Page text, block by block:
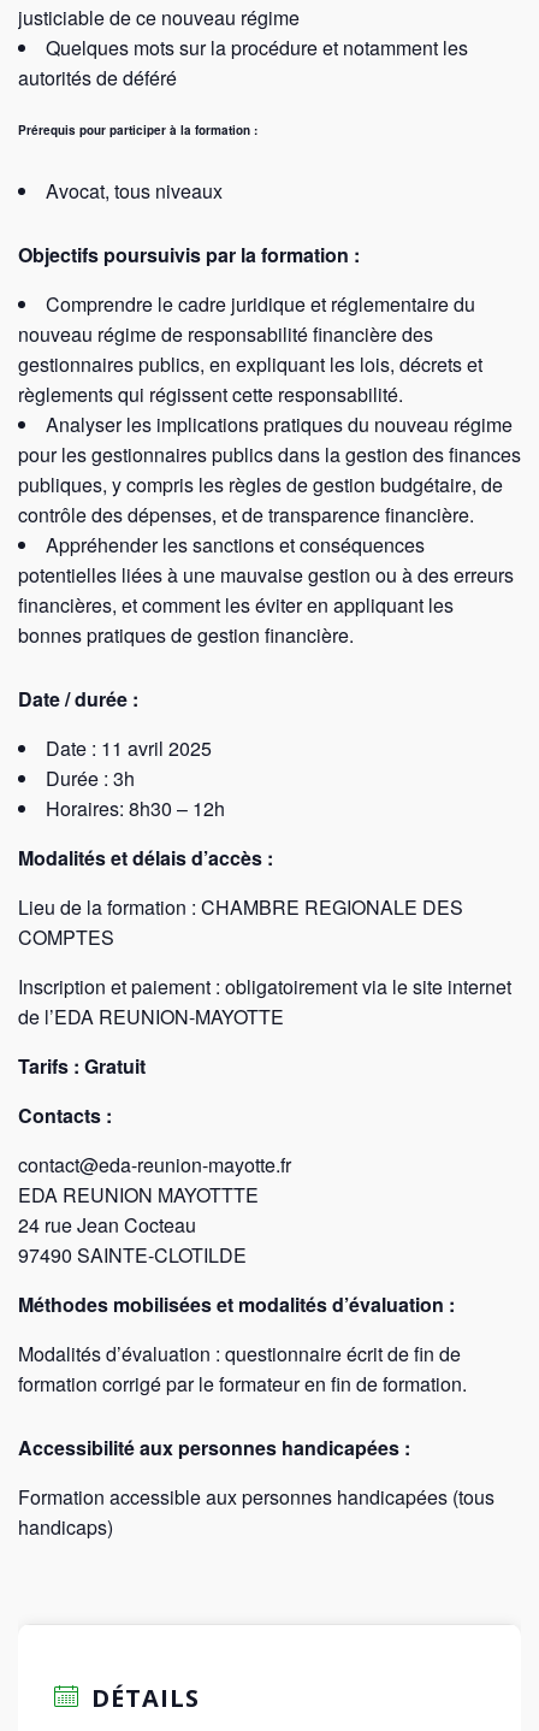
justiciable de ce nouveau régime
Quelques mots sur la procédure et notamment les
autorités de déféré
Prérequis pour participer à la formation :
Avocat, tous niveaux
Objectifs poursuivis par la formation :
Comprendre le cadre juridique et réglementaire du
nouveau régime de responsabilité financière des
gestionnaires publics, en expliquant les lois, décrets et
règlements qui régissent cette responsabilité.
Analyser les implications pratiques du nouveau régime
pour les gestionnaires publics dans la gestion des finances
publiques, y compris les règles de gestion budgétaire, de
contrôle des dépenses, et de transparence financière.
Appréhender les sanctions et conséquences
potentielles liées à une mauvaise gestion ou à des erreurs
financières, et comment les éviter en appliquant les
bonnes pratiques de gestion financière.
Date / durée :
Date : 11 avril 2025
Durée : 3h
Horaires: 8h30 – 12h
Modalités et délais d’accès :
Lieu de la formation : CHAMBRE REGIONALE DES
COMPTES
Inscription et paiement : obligatoirement via le site internet
de l’EDA REUNION-MAYOTTE
Tarifs : Gratuit
Contacts :
contact@eda-reunion-mayotte.fr
EDA REUNION MAYOTTTE
24 rue Jean Cocteau
97490 SAINTE-CLOTILDE
Méthodes mobilisées et modalités d’évaluation :
Modalités d’évaluation : questionnaire écrit de fin de
formation corrigé par le formateur en fin de formation.
Accessibilité aux personnes handicapées :
Formation accessible aux personnes handicapées (tous
handicaps)
DÉTAILS